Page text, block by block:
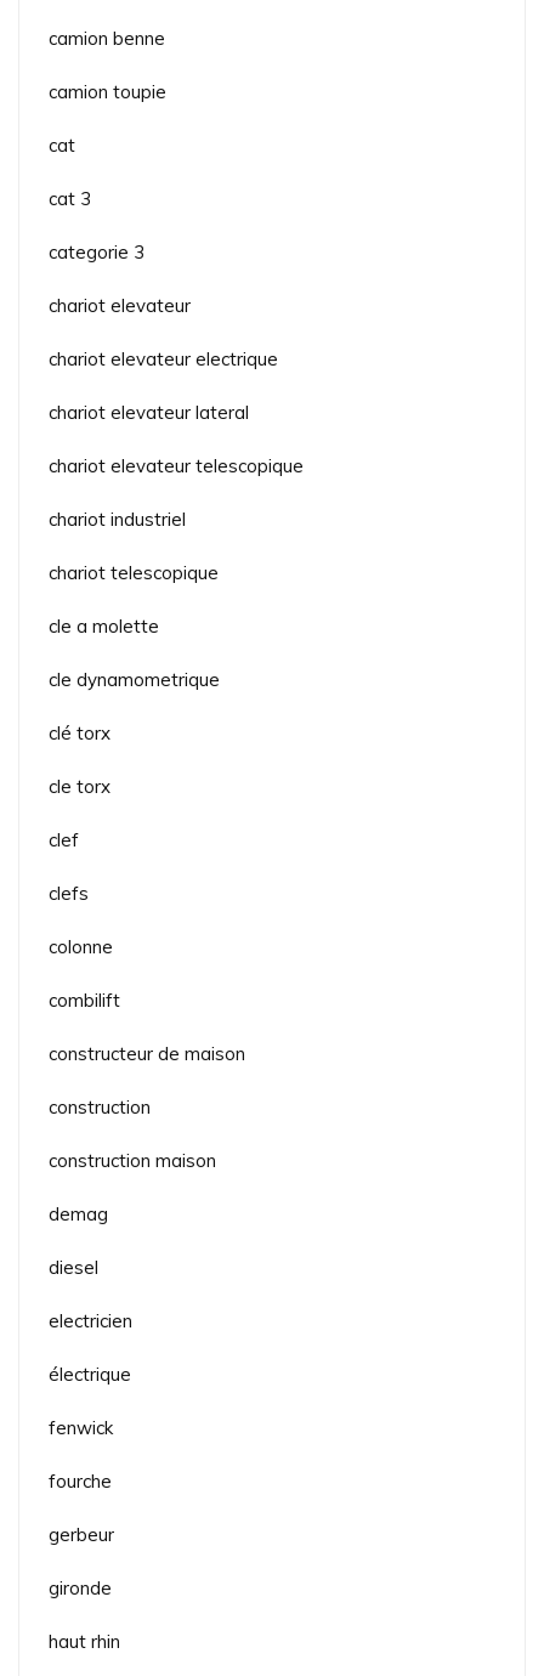
camion benne
camion toupie
cat
cat 3
categorie 3
chariot elevateur
chariot elevateur electrique
chariot elevateur lateral
chariot elevateur telescopique
chariot industriel
chariot telescopique
cle a molette
cle dynamometrique
clé torx
cle torx
clef
clefs
colonne
combilift
constructeur de maison
construction
construction maison
demag
diesel
electricien
électrique
fenwick
fourche
gerbeur
gironde
haut rhin